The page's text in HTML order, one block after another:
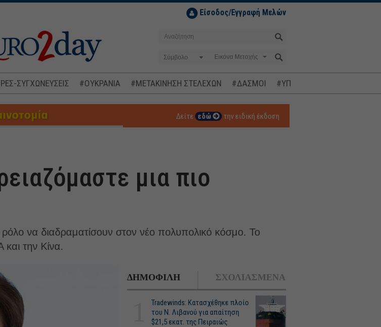
Είσοδος/Εγγραφή Μελών
Σύμβολο
ΣΥΓΧΩΝΕΥΣΕΙΣ #ΟΥΚΡΑΝΙΑ #ΜΕΤΑΚΙΝΗΣΗ ΣΤΕΛΕΧΩΝ #ΔΑΣΜΟΙ #ΥΠΟΚΛΟΠΕΣ
Δείτε εδώ την ειδική έκδοση
μια πιο
ρόλο να διαδραματίσουν στον νέο πολυπολικό κόσμο. Το
την Κίνα.
ΔΗΜΟΦΙΛΗ ΣΧΟΛΙΑΣΜΕΝΑ
Tradewinds: Κατασχέθηκε πλοίο
του Ν. Λιβανού για απαίτηση
$21,5 εκατ. της Πειραιώς